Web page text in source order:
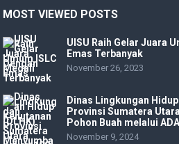
MOST VIEWED POSTS
UISU Raih Gelar Juara
Emas Terbanyak
November 26, 2023
Dinas Lingkungan
Provinsi Sumatera
Pohon Buah melalui
November 9, 2024